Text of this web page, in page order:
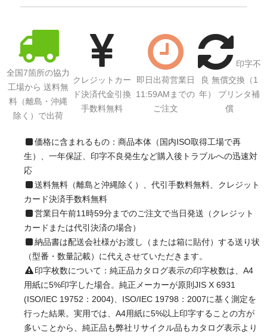
全国7箇所の協力
工場から 送料無
料（離島・沖縄
除く）で出荷
クレジットカー
ド決済代金引換
手数料無料
即日出荷営業日
11:59AMまでの
ご注文
印字不
良 無償交換（1
年） プリンタ補
償
価格に含まれるもの：商品本体（国内ISO取得工場で再
生）、一年保証、印字不良発生など購入後トラブルへの迅速対
応
送料無料（離島と沖縄除く）、代引手数料無料、クレジット
カード決済手数料無料
営業日午前11時59分までのご注文で当日発送（クレジット
カードまたは代引決済の場合）
納品書は配送会社様がお渡し（または箱に貼付）する送り状
（型番・数量記載）に代えさせていただきます。
印字枚数について：純正品カタログ表示の印字枚数は、A4
用紙に5%印字した場合。純正メーカーが原則JIS X 6931
(ISO/IEC 19752：2004)、ISO/IEC 19798：2007に基く測定を
行った結果。実用では、A4用紙に5%以上印字することの方が
多いことから、純正品も弊社リサイクル品もカタログ表示より